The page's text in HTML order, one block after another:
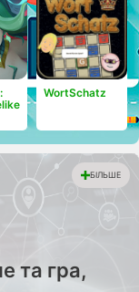
WortSchatz
БІЛЬШЕ
та гра,